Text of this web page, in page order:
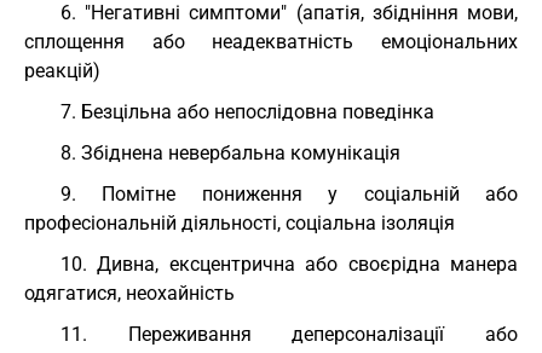
6. "Негативні симптоми" (апатія, збідніння мови,
сплощення або неадекватність емоціональних
реакцій)
7. Безцільна або непослідовна поведінка
8. Збіднена невербальна комунікація
9. Помітне пониження у соціальній або
професіональній діяльності, соціальна ізоляція
10. Дивна, ексцентрична або своєрідна манера
одягатися, неохайність
11. Переживання деперсоналізації або